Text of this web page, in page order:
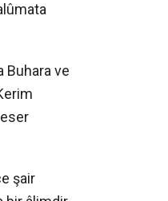
Buhara ve
şair